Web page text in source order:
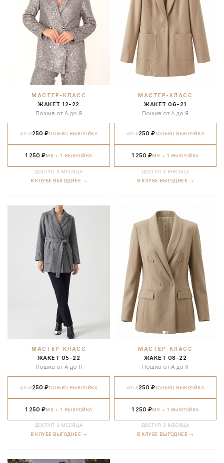
МАСТЕР-КЛАСС
ЖАКЕТ 12-22
Пошив от А до Я
490 ₽250 ₽ТОЛЬКО ВЫКРОЙКА
1 250 ₽МК + 1 ВЫКРОЙКА
ДОСТУП 3 МЕСЯЦА
В КЛУБЕ ВЫГОДНЕЕ →
МАСТЕР-КЛАСС
ЖАКЕТ 06-21
Пошив от А до Я
490 ₽250 ₽ТОЛЬКО ВЫКРОЙКА
1 250 ₽МК + 1 ВЫКРОЙКА
ДОСТУП 3 МЕСЯЦА
В КЛУБЕ ВЫГОДНЕЕ →
МАСТЕР-КЛАСС
ЖАКЕТ 05-22
Пошив от А до Я
490 ₽250 ₽ТОЛЬКО ВЫКРОЙКА
1 250 ₽МК + 1 ВЫКРОЙКА
ДОСТУП 3 МЕСЯЦА
В КЛУБЕ ВЫГОДНЕЕ →
МАСТЕР-КЛАСС
ЖАКЕТ 08-22
Пошив от А до Я
490 ₽250 ₽ТОЛЬКО ВЫКРОЙКА
1 250 ₽МК + 1 ВЫКРОЙКА
ДОСТУП 3 МЕСЯЦА
В КЛУБЕ ВЫГОДНЕЕ →